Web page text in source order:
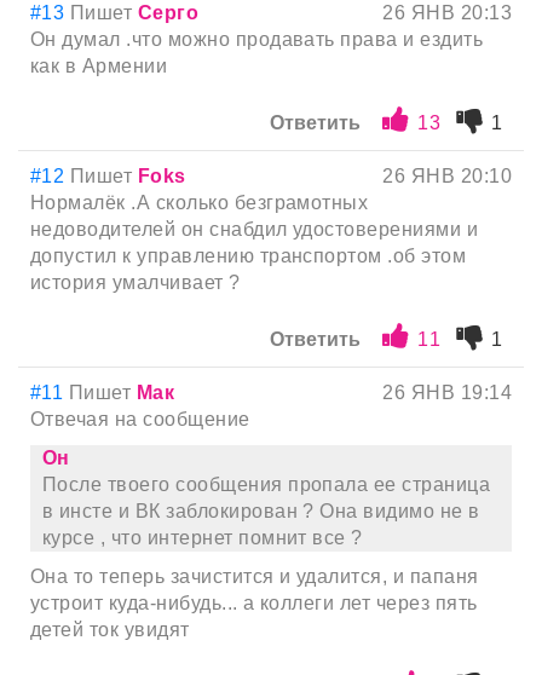
#13 Пишет Серго
26 ЯНВ 20:13
Он думал .что можно продавать права и ездить
как в Армении
Ответить 13 1
#12 Пишет Foks
26 ЯНВ 20:10
Нормалёк .А сколько безграмотных
недоводителей он снабдил удостоверениями и
допустил к управлению транспортом .об этом
история умалчивает ?
Ответить 11 1
#11 Пишет Мак
26 ЯНВ 19:14
Отвечая на сообщение
Он
После твоего сообщения пропала ее страница
в инсте и ВК заблокирован ? Она видимо не в
курсе , что интернет помнит все ?
Она то теперь зачистится и удалится, и папаня
устроит куда-нибудь... а коллеги лет через пять
детей ток увидят